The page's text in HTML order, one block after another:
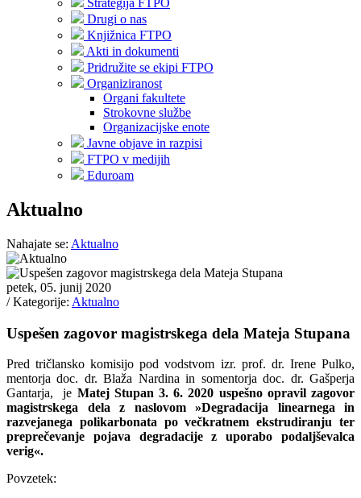
Strategija FTPO
Drugi o nas
Knjižnica FTPO
Akti in dokumenti
Pridružite se ekipi FTPO
Organiziranost
Organi fakultete
Strokovne službe
Organizacijske enote
Javne objave in razpisi
FTPO v medijih
Eduroam
Aktualno
Nahajate se: Aktualno
petek, 05. junij 2020
/ Kategorije: Aktualno
Uspešen zagovor magistrskega dela Mateja Stupana
Pred tričlansko komisijo pod vodstvom izr. prof. dr. Irene Pulko,
mentorja doc. dr. Blaža Nardina in somentorja doc. dr. Gašperja
Gantarja, je Matej Stupan 3. 6. 2020 uspešno opravil zagovor
magistrskega dela z naslovom »Degradacija linearnega in
razvejanega polikarbonata po večkratnem ekstrudiranju ter
preprečevanje pojava degradacije z uporabo podaljševalca
verig«.
Povzetek: